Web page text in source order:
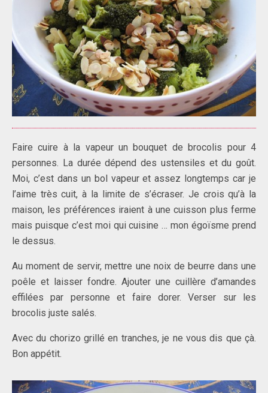
Faire cuire à la vapeur un bouquet de brocolis pour 4
personnes. La durée dépend des ustensiles et du goût.
Moi, c’est dans un bol vapeur et assez longtemps car je
l’aime très cuit, à la limite de s’écraser. Je crois qu’à la
maison, les préférences iraient à une cuisson plus ferme
mais puisque c’est moi qui cuisine … mon égoïsme prend
le dessus.
Au moment de servir, mettre une noix de beurre dans une
poêle et laisser fondre. Ajouter une cuillère d’amandes
effilées par personne et faire dorer. Verser sur les
brocolis juste salés.
Avec du chorizo grillé en tranches, je ne vous dis que çà.
Bon appétit.